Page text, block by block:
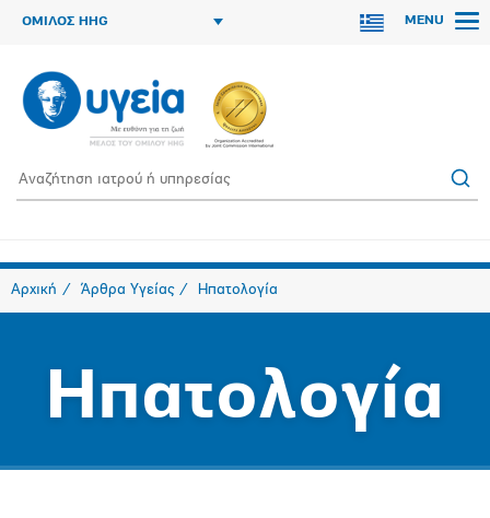
ΟΜΙΛΟΣ HHG MENU
Αρχική Άρθρα Υγείας Ηπατολογία
Ηπατολογία